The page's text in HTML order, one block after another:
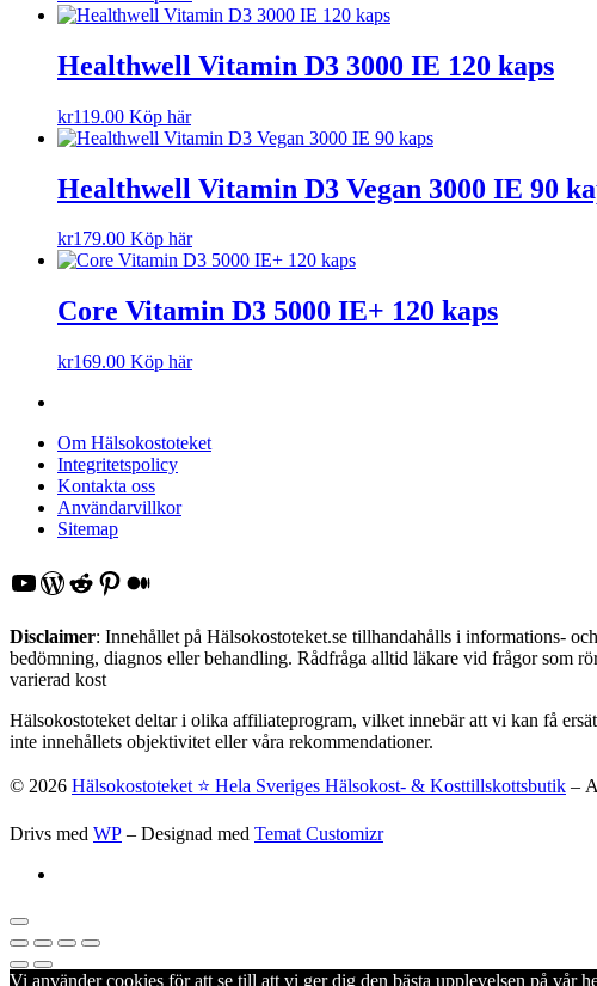
Healthwell Vitamin D3 3000 IE 120 kaps
kr119.00 Köp här
Healthwell Vitamin D3 Vegan 3000 IE 90
kr179.00 Köp här
Core Vitamin D3 5000 IE+ 120 kaps
kr169.00 Köp här
Om Hälsokostoteket
Integritetspolicy
Kontakta oss
Användarvillkor
Sitemap
YouTube
WordPress
Reddit
Pinterest
Medium
Disclaimer: Innehållet på Hälsokostoteket.se tillhandahålls i informations-
bedömning, diagnos eller behandling. Rådfråga alltid läkare vid frågor som
varierad kost
Hälsokostoteket deltar i olika affiliateprogram, vilket innebär att vi kan få
inte innehållets objektivitet eller våra rekommendationer.
© 2026 Hälsokostoteket ⭐️ Hela Sveriges Hälsokost- & Kosttillskottsbutik –
Drivs med WP – Designad med Temat Customizr
Vi använder cookies för att se till att vi ger dig den bästa upplevelsen på vår